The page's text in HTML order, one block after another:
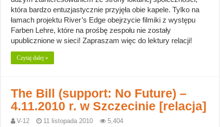
która bardzo entuzjastycznie przyjęła obie kapele. Tylko na
łamach projektu River’s Edge obejrzycie filmiki z występu
Farben Lehre, które na prośbę zespołu nie zostały
upublicznione w sieci! Zapraszam więc do lektury relacji!
Czytaj dalej »
The Bill (support: No Future) –
4.11.2010 r. w Szczecinie [relacja]
V-12 11 listopada 2010 5,404